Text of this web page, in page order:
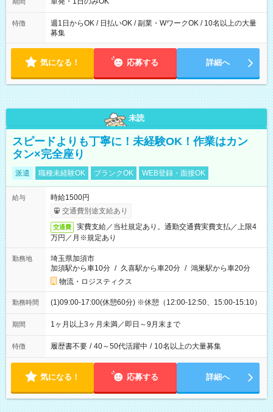
特徴
週1日からOK / 日払いOK / 副業・WワークOK / 10名以上の大量
募集
気になる！ 応募する 詳細へ
未読
スピードよりも丁寧に！未経験OK！作業はカン
タン×完全座り
派遣 職種未経験OK ブランクOK WEB登録・面接OK
給与
時給1500円
交通費別途支給あり
交通費
実費支給／当社規定あり。通勤交通費実費支払／上限4
万円／月※規定あり
勤務地
埼玉県加須市
加須駅から車10分 / 久喜駅から車20分 / 鴻巣駅から車20分
物流・ロジスティクス
勤務時間 (1)09:00-17:00(休憩60分) ※休憩（12:00-12:50、15:00-15:10）
期間 1ヶ月以上3ヶ月未満／即日～9月末まで
特徴 履歴書不要 / 40～50代活躍中 / 10名以上の大量募集
気になる！ 応募する 詳細へ